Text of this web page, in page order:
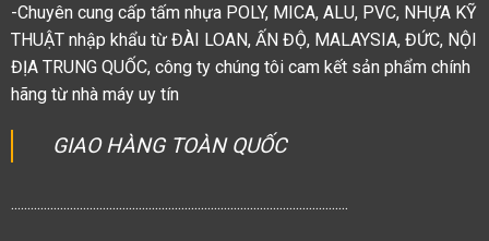
-Chuyên cung cấp tấm nhựa POLY, MICA, ALU, PVC, NHỰA KỸ
THUẬT nhập khẩu từ ĐÀI LOAN, ẤN ĐỘ, MALAYSIA, ĐỨC, NỘI
ĐỊA TRUNG QUỐC, công ty chúng tôi cam kết sản phẩm chính
hãng từ nhà máy uy tín
GIAO HÀNG TOÀN QUỐC
.......................................................................................................